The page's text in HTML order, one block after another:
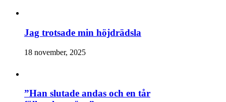
Jag trotsade min höjdrädsla
18 november, 2025
”Han slutade andas och en tår